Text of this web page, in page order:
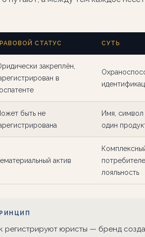
СТАТУС СУТЬ
закреплён,
в
быть не
Имя, символ
один
актив
лояльность
регистрируют юристы — бренд